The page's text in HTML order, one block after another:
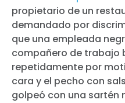
propietario de un
demandado por
que una empleada
compañero de trabajo
repetidamente por
cara y el pecho con
golpeó con una sartén